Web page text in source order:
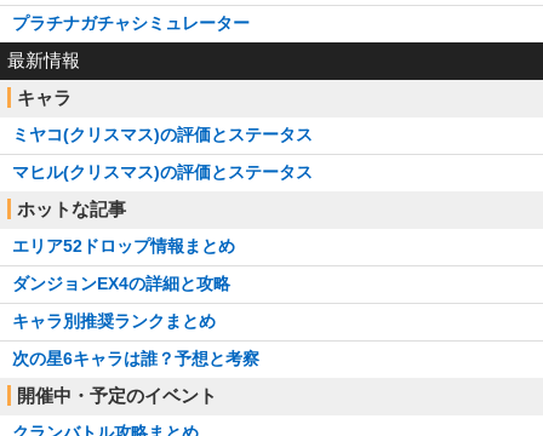
プラチナガチャシミュレーター
最新情報
キャラ
ミヤコ(クリスマス)の評価とステータス
マヒル(クリスマス)の評価とステータス
ホットな記事
エリア52ドロップ情報まとめ
ダンジョンEX4の詳細と攻略
キャラ別推奨ランクまとめ
次の星6キャラは誰？予想と考察
開催中・予定のイベント
クランバトル攻略まとめ